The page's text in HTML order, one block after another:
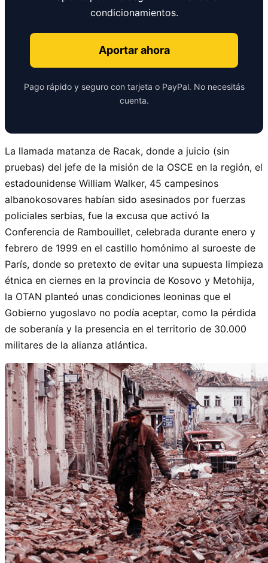
condicionamientos.
Aportar ahora
Pago rápido y seguro con tarjeta o PayPal. No necesitás
cuenta.
La llamada matanza de Racak, donde a juicio (sin
pruebas) del jefe de la misión de la OSCE en la región, el
estadounidense William Walker, 45 campesinos
albanokosovares habían sido asesinados por fuerzas
policiales serbias, fue la excusa que activó la
Conferencia de Rambouillet, celebrada durante enero y
febrero de 1999 en el castillo homónimo al suroeste de
París, donde so pretexto de evitar una supuesta limpieza
étnica en ciernes en la provincia de Kosovo y Metohija,
la OTAN planteó unas condiciones leoninas que el
Gobierno yugoslavo no podía aceptar, como la pérdida
de soberanía y la presencia en el territorio de 30.000
militares de la alianza atlántica.